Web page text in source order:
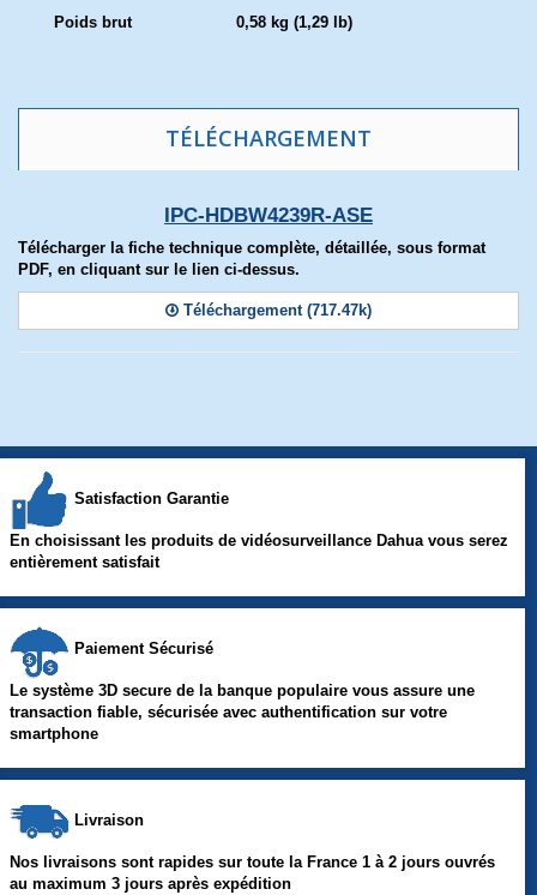
Poids brut 0,58 kg (1,29 lb)
TÉLÉCHARGEMENT
IPC-HDBW4239R-ASE
Télécharger la fiche technique complète, détaillée, sous format
PDF, en cliquant sur le lien ci-dessus.
Téléchargement (717.47k)
Satisfaction Garantie
En choisissant les produits de vidéosurveillance Dahua vous serez
entièrement satisfait
Paiement Sécurisé
Le système 3D secure de la banque populaire vous assure une
transaction fiable, sécurisée avec authentification sur votre
smartphone
Livraison
Nos livraisons sont rapides sur toute la France 1 à 2 jours ouvrés
au maximum 3 jours après expédition